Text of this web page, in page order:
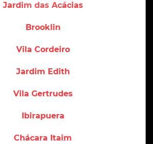
Jardim das Acácias
Brooklin
Vila Cordeiro
Jardim Edith
Vila Gertrudes
Ibirapuera
Chácara Itaim